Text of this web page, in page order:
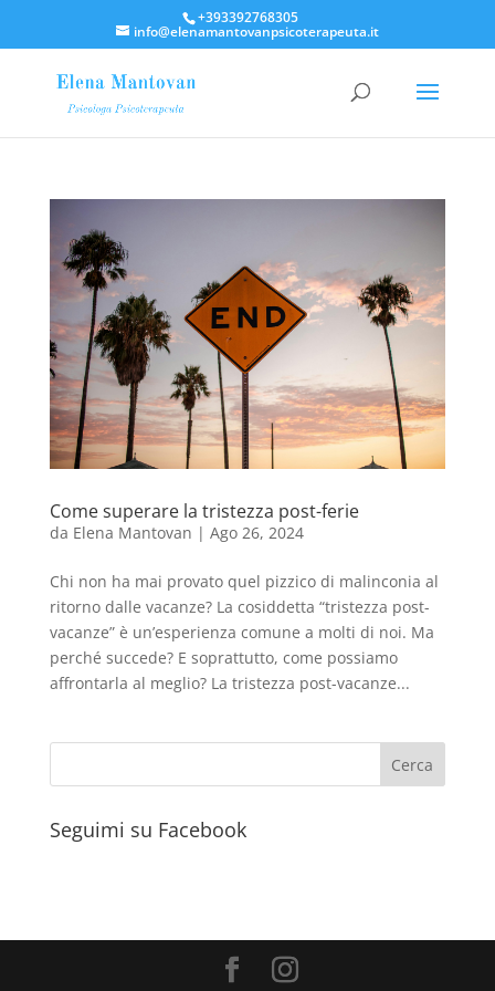
+393392768305
info@elenamantovanpsicoterapeuta.it
Come superare la tristezza post-ferie
da Elena Mantovan | Ago 26, 2024
Chi non ha mai provato quel pizzico di malinconia al
ritorno dalle vacanze? La cosiddetta “tristezza post-
vacanze” è un’esperienza comune a molti di noi. Ma
perché succede? E soprattutto, come possiamo
affrontarla al meglio? La tristezza post-vacanze...
Seguimi su Facebook